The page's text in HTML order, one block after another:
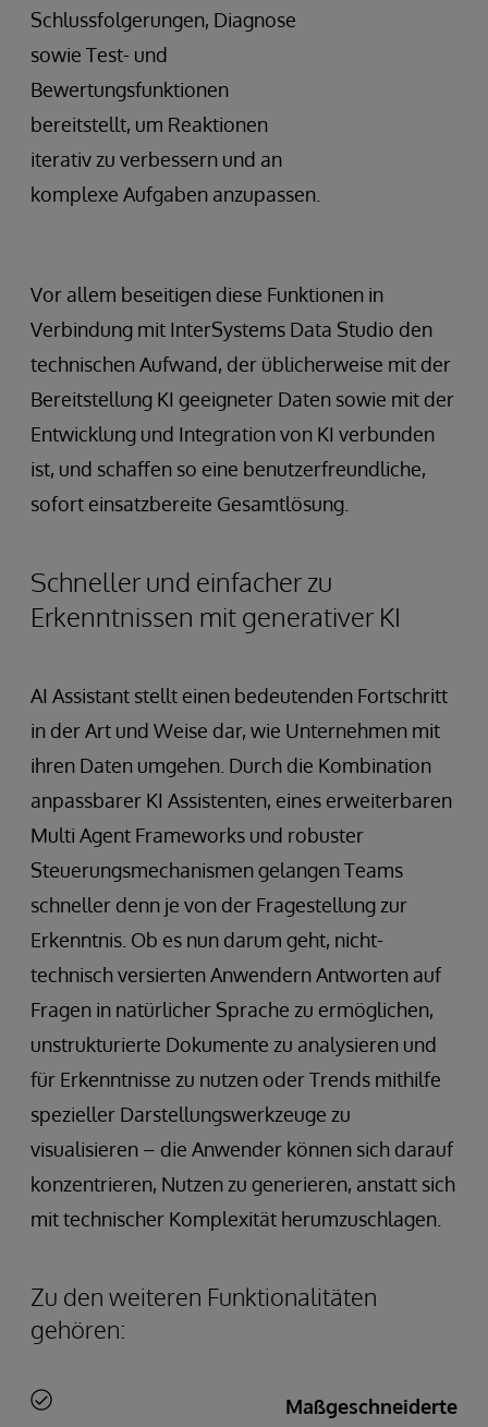
Schlussfolgerungen, Diagnose
sowie Test- und
Bewertungsfunktionen
bereitstellt, um Reaktionen
iterativ zu verbessern und an
komplexe Aufgaben anzupassen.
Vor allem beseitigen diese Funktionen in
Verbindung mit InterSystems Data Studio den
technischen Aufwand, der üblicherweise mit der
Bereitstellung KI geeigneter Daten sowie mit der
Entwicklung und Integration von KI verbunden
ist, und schaffen so eine benutzerfreundliche,
sofort einsatzbereite Gesamtlösung.
Schneller und einfacher zu
Erkenntnissen mit generativer KI
AI Assistant stellt einen bedeutenden Fortschritt
in der Art und Weise dar, wie Unternehmen mit
ihren Daten umgehen. Durch die Kombination
anpassbarer KI Assistenten, eines erweiterbaren
Multi Agent Frameworks und robuster
Steuerungsmechanismen gelangen Teams
schneller denn je von der Fragestellung zur
Erkenntnis. Ob es nun darum geht, nicht-
technisch versierten Anwendern Antworten auf
Fragen in natürlicher Sprache zu ermöglichen,
unstrukturierte Dokumente zu analysieren und
für Erkenntnisse zu nutzen oder Trends mithilfe
spezieller Darstellungswerkzeuge zu
visualisieren – die Anwender können sich darauf
konzentrieren, Nutzen zu generieren, anstatt sich
mit technischer Komplexität herumzuschlagen.
Zu den weiteren Funktionalitäten
gehören:
Maßgeschneiderte